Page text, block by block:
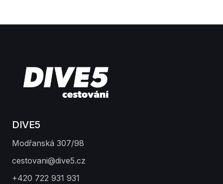
Team
Contact
DIVE5
Modřanská 307/98
cestovani@dive5.cz
+420 722 931 931